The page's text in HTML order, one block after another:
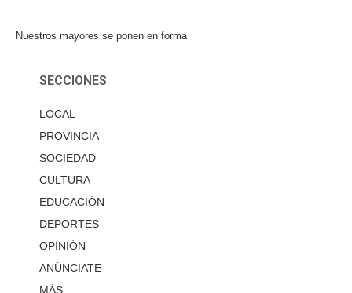
Nuestros mayores se ponen en forma
SECCIONES
LOCAL
PROVINCIA
SOCIEDAD
CULTURA
EDUCACIÓN
DEPORTES
OPINIÓN
ANÚNCIATE
MÁS